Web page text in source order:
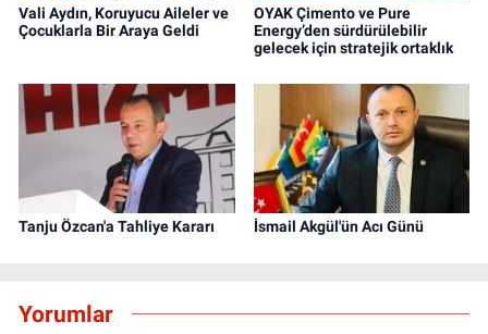
Vali Aydın, Koruyucu Aileler ve
Çocuklarla Bir Araya Geldi
OYAK Çimento ve Pure
Energy’den sürdürülebilir
gelecek için stratejik ortaklık
Tanju Özcan'a Tahliye Kararı İsmail Akgül'ün Acı Günü
Yorumlar